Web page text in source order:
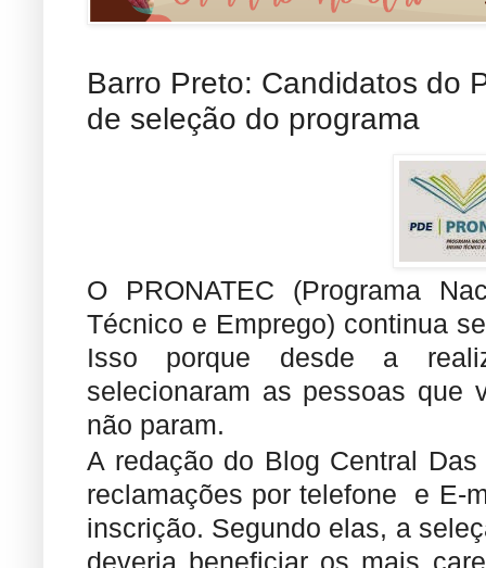
Barro Preto: Candidatos do
de seleção do programa
O PRONATEC (Programa
Técnico e Emprego) continua
Isso porque desde a
selecionaram as pessoas que
não param.
A redação do Blog Central
reclamações por telefone e E-
inscrição. Segundo elas, a
deveria beneficiar os mais